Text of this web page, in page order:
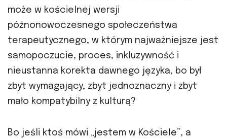
może w kościelnej wersji
późnonowoczesnego społeczeństwa
terapeutycznego, w którym najważniejsze jest
samopoczucie, proces, inkluzywność i
nieustanna korekta dawnego języka, bo był
zbyt wymagający, zbyt jednoznaczny i zbyt
mało kompatybilny z kulturą?
Bo jeśli ktoś mówi „jestem w Kościele”, a